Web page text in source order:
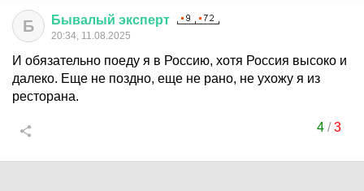
Б Бывалый эксперт
20:34, 11.08.2025
И обязательно поеду я в Россию, хотя Россия высоко и
далеко. Еще не поздно, еще не рано, не ухожу я из
ресторана.
4/3